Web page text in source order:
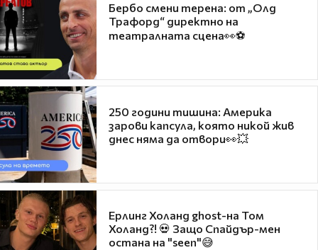
Бербо смени терена: от „Олд
Трафорд“ директно на
театралната сцена👀⚽
250 години тишина: Америка
зарови капсула, която никой жив
днес няма да отвори👀💥
Ерлинг Холанд ghost-на Том
Холанд?! 💀 Защо Спайдър-мен
остана на "seen"😅